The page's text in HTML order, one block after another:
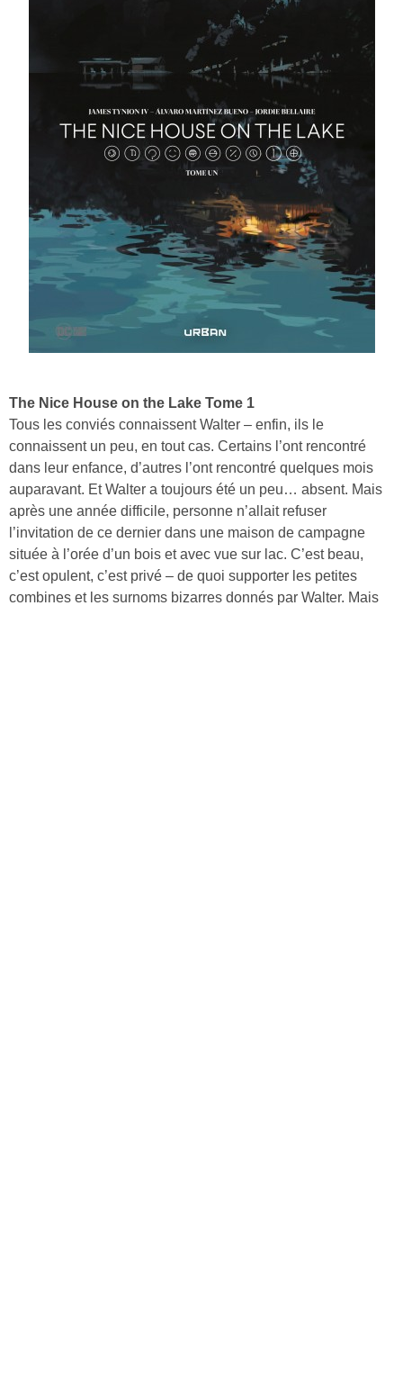
The Nice House on the Lake Tome 1
Tous les conviés connaissent Walter – enfin, ils le
connaissent un peu, en tout cas. Certains l’ont rencontré
dans leur enfance, d’autres l’ont rencontré quelques mois
auparavant. Et Walter a toujours été un peu… absent. Mais
après une année difficile, personne n’allait refuser
l’invitation de ce dernier dans une maison de campagne
située à l’orée d’un bois et avec vue sur lac. C’est beau,
c’est opulent, c’est privé – de quoi supporter les petites
combines et les surnoms bizarres donnés par Walter. Mais